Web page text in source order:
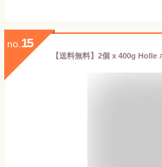
no. 15